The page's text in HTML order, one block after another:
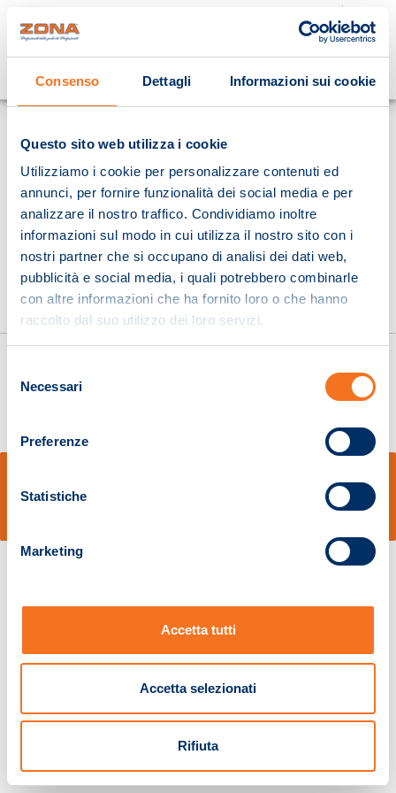
Consenso Dettagli Informazioni sui cookie
Questo sito web utilizza i cookie
Utilizziamo i cookie per personalizzare contenuti ed
annunci, per fornire funzionalità dei social media e per
analizzare il nostro traffico. Condividiamo inoltre
informazioni sul modo in cui utilizza il nostro sito con i
nostri partner che si occupano di analisi dei dati web,
pubblicità e social media, i quali potrebbero combinarle
con altre informazioni che ha fornito loro o che hanno
raccolto dal suo utilizzo dei loro servizi.
delNecessari
Preferenze
Statistiche
Marketing
Accetta tutti
Accetta selezionati
Rifiuta
Cosa stai cercando?
Pistoia 01680210505 – R.E.A. n.155974 - Cap.Soc. € 2.000.000,00 i.v. La
Società adotta il Codice Etico D.lgs. 231/01